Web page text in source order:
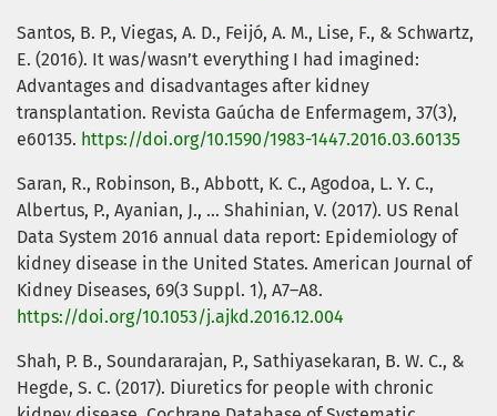
Santos, B. P., Viegas, A. D., Feijó, A. M., Lise, F., & Schwartz,
E. (2016). It was/wasn’t everything I had imagined:
Advantages and disadvantages after kidney
transplantation. Revista Gaúcha de Enfermagem, 37(3),
e60135. https://doi.org/10.1590/1983-1447.2016.03.60135
Saran, R., Robinson, B., Abbott, K. C., Agodoa, L. Y. C.,
Albertus, P., Ayanian, J., … Shahinian, V. (2017). US Renal
Data System 2016 annual data report: Epidemiology of
kidney disease in the United States. American Journal of
Kidney Diseases, 69(3 Suppl. 1), A7–A8.
https://doi.org/10.1053/j.ajkd.2016.12.004
Shah, P. B., Soundararajan, P., Sathiyasekaran, B. W. C., &
Hegde, S. C. (2017). Diuretics for people with chronic